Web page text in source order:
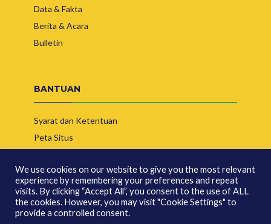
Data & Fakta
Berita & Acara
Bulletin
BANTUAN
Syarat dan Ketentuan
Peta Situs
We use cookies on our website to give you the most relevant
experience by remembering your preferences and repeat
visits. By clicking “Accept All”, you consent to the use of ALL
the cookies. However, you may visit "Cookie Settings" to
provide a controlled consent.